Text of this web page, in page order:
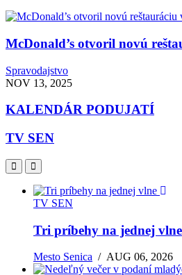
McDonald’s otvoril novú
Spravodajstvo
NOV 13, 2025
KALENDÁR PODUJATÍ
TV SEN
TV SEN
Tri príbehy na jednej vlne
Mesto Senica /AUG 06, 2026